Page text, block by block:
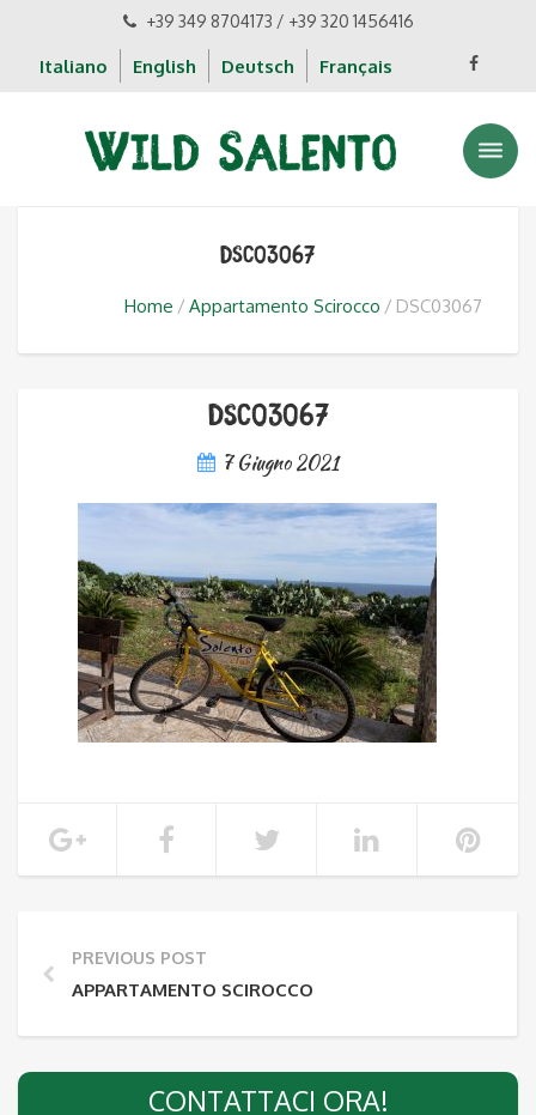
+39 349 8704173 / +39 320 1456416
Italiano English Deutsch Français
DSC03067
Home Appartamento Scirocco DSC03067
DSC03067
7 Giugno 2021
PREVIOUS POST
APPARTAMENTO SCIROCCO
CONTATTACI ORA!